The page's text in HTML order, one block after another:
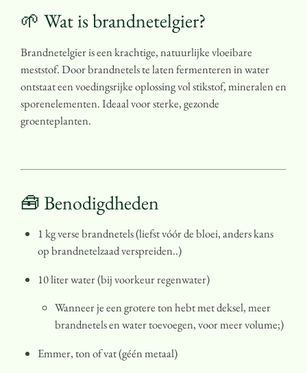
🌱 Wat is brandnetelgier?
Brandnetelgier is een krachtige, natuurlijke vloeibare
meststof. Door brandnetels te laten fermenteren in water
ontstaat een voedingsrijke oplossing vol stikstof, mineralen en
sporenelementen. Ideaal voor sterke, gezonde
groenteplanten.
🧰 Benodigdheden
1 kg verse brandnetels (liefst vóór de bloei, anders kans
op brandnetelzaad verspreiden..)
10 liter water (bij voorkeur regenwater)
Wanneer je een grotere ton hebt met deksel, meer
brandnetels en water toevoegen, voor meer volume;)
Emmer, ton of vat (géén metaal)